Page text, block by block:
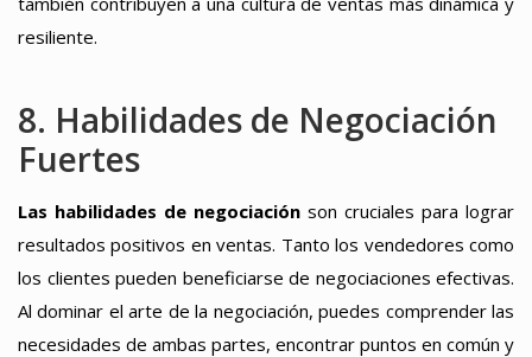
resiliente.
8. Habilidades de Negociación
Fuertes
Las habilidades de negociación son cruciales para lograr
resultados positivos en ventas. Tanto los vendedores como
los clientes pueden beneficiarse de negociaciones efectivas.
Al dominar el arte de la negociación, puedes comprender las
necesidades de ambas partes, encontrar puntos en común y